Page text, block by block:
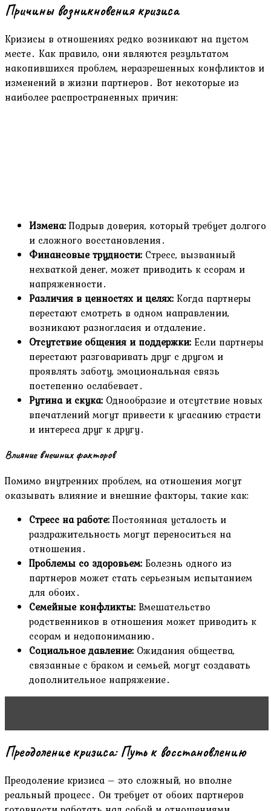
Причины возникновения кризиса
Кризисы в отношениях редко возникают на пустом
месте․ Как правило, они являются результатом
накопившихся проблем, неразрешенных конфликтов и
изменений в жизни партнеров․ Вот некоторые из
наиболее распространенных причин:
Измена: Подрыв доверия, который требует долгого
и сложного восстановления․
Финансовые трудности: Стресс, вызванный
нехваткой денег, может приводить к ссорам и
напряженности․
Различия в ценностях и целях: Когда партнеры
перестают смотреть в одном направлении,
возникают разногласия и отдаление․
Отсутствие общения и поддержки: Если партнеры
перестают разговаривать друг с другом и
проявлять заботу, эмоциональная связь
постепенно ослабевает․
Рутина и скука: Однообразие и отсутствие новых
впечатлений могут привести к угасанию страсти
и интереса друг к другу․
Влияние внешних факторов
Помимо внутренних проблем, на отношения могут
оказывать влияние и внешние факторы, такие как:
Стресс на работе: Постоянная усталость и
раздражительность могут переноситься на
отношения․
Проблемы со здоровьем: Болезнь одного из
партнеров может стать серьезным испытанием
для обоих․
Семейные конфликты: Вмешательство
родственников в отношения может приводить к
ссорам и недопониманию․
Социальное давление: Ожидания общества,
связанные с браком и семьей, могут создавать
дополнительное напряжение․
Преодоление кризиса: Путь к восстановлению
Преодоление кризиса – это сложный, но вполне
реальный процесс․ Он требует от обоих партнеров